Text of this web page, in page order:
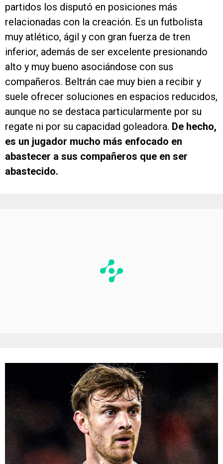
partidos los disputó en posiciones más
relacionadas con la creación. Es un futbolista
muy atlético, ágil y con gran fuerza de tren
inferior, además de ser excelente presionando
alto y muy bueno asociándose con sus
compañeros. Beltrán cae muy bien a recibir y
suele ofrecer soluciones en espacios reducidos,
aunque no se destaca particularmente por su
regate ni por su capacidad goleadora. De hecho,
es un jugador mucho más enfocado en
abastecer a sus compañeros que en ser
abastecido.